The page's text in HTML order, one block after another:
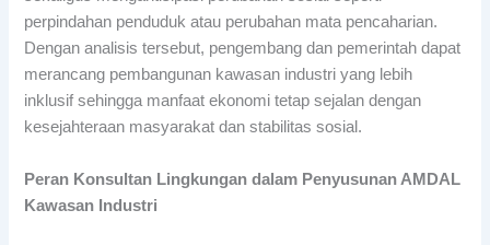
perpindahan penduduk atau perubahan mata pencaharian.
Dengan analisis tersebut, pengembang dan pemerintah dapat
merancang pembangunan kawasan industri yang lebih
inklusif sehingga manfaat ekonomi tetap sejalan dengan
kesejahteraan masyarakat dan stabilitas sosial.
Peran Konsultan Lingkungan dalam Penyusunan AMDAL
Kawasan Industri